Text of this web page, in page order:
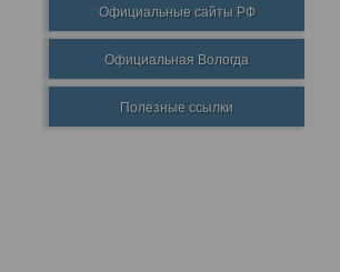
Официальные сайты РФ
Официальная Вологда
Полезные ссылки